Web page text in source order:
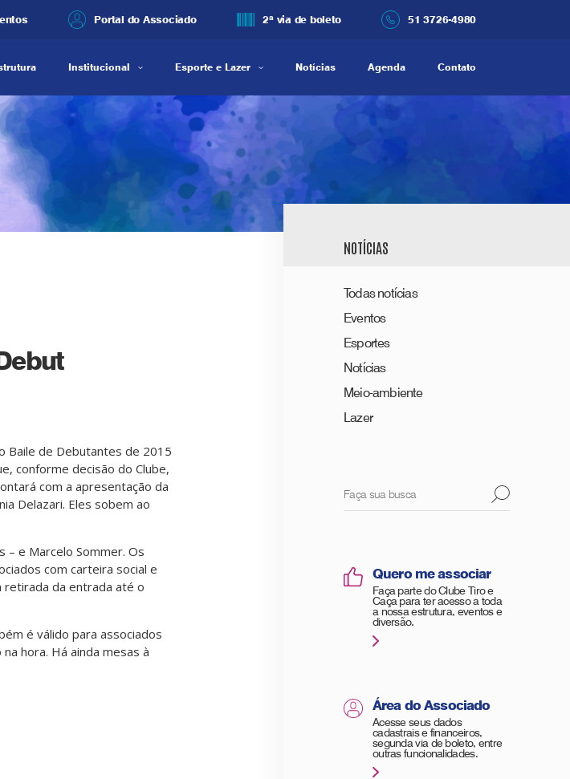
Portal do Associado 2ª via de boleto 51 3726-4980
Institucional Esporte e Lazer Notícias Agenda Contato
Baile de Debutantes de 2015
conforme decisão do Clube,
com a apresentação da
Delazari. Eles sobem ao
– e Marcelo Sommer. Os
com carteira social e
retirada da entrada até o
é válido para associados
hora. Há ainda mesas à
NOTÍCIAS
Todas notícias
Eventos
Esportes
Notícias
Meio-ambiente
Lazer
Quero me associar
Faça parte do Clube Tiro e
Caça para ter acesso a toda
a nossa estrutura, eventos e
diversão.
Área do Associado
Acesse seus dados
cadastrais e financeiros,
segunda via de boleto, entre
outras funcionalidades.